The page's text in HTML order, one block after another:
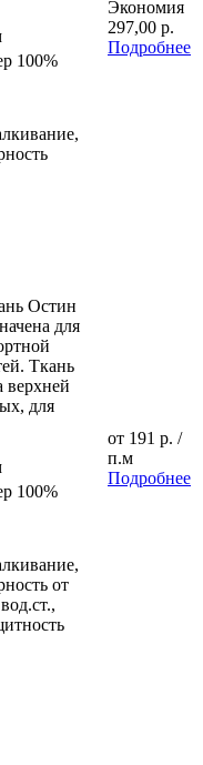
100%
Экономия
297,00 р.
Подробнее
Остин
для
Ткань
верхней
для
100%
от
от 191 р. /
п.м
Подробнее